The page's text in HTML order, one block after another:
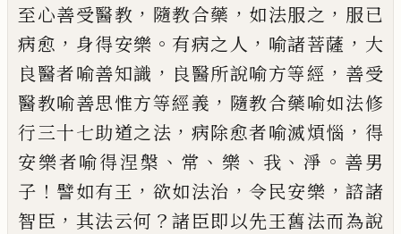
至心善受醫教 ， 隨教合藥 ， 如法服之 ， 服已
病愈 ， 身得安樂 。 有病之人 ， 喻諸菩薩 ， 大
良醫者喻善知識 ， 良醫所說喻方等經 ， 善受
醫教喻善思惟方等經義 ， 隨教合藥喻如法修
行三十七助道之法 ， 病除愈者喻滅煩惱 ， 得
安樂者喻得涅槃 、 常 、 樂 、 我 、淨 。 善男
子 ！ 譬如有王 ， 欲如法治 ，令民安樂 ，諮諸
智臣 ， 其法云何 ？諸臣即以先王舊法而為說